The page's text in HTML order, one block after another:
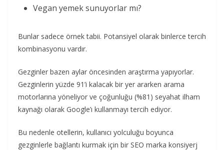
Vegan yemek sunuyorlar mı?
Bunlar sadece örnek tabii. Potansiyel olarak binlerce tercih
kombinasyonu vardır.
Gezginler bazen aylar öncesinden araştırma yapıyorlar.
Gezginlerin yüzde 91’i kalacak bir yer ararken arama
motorlarına yöneliyor ve çoğunluğu (%81) seyahat ilham
kaynağı olarak Google’ı kullanmayı tercih ediyor.
Bu nedenle otellerin, kullanıcı yolculuğu boyunca
gezginlerle bağlantı kurmak için bir SEO marka konsiyerj